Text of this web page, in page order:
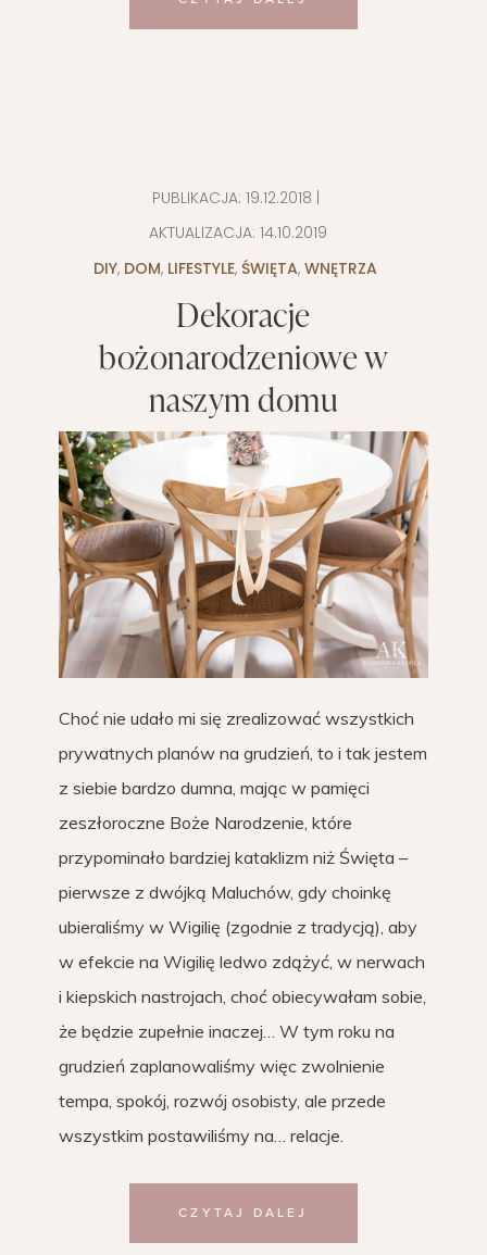
PUBLIKACJA: 19.12.2018
AKTUALIZACJA: 14.10.2019
DIY, DOM, LIFESTYLE, ŚWIĘTA, WNĘTRZA
Dekoracje
bożonarodzeniowe w
naszym domu
Choć nie udało mi się zrealizować wszystkich
prywatnych planów na grudzień, to i tak jestem
z siebie bardzo dumna, mając w pamięci
zeszłoroczne Boże Narodzenie, które
przypominało bardziej kataklizm niż Święta –
pierwsze z dwójką Maluchów, gdy choinkę
ubieraliśmy w Wigilię (zgodnie z tradycją), aby
w efekcie na Wigilię ledwo zdążyć, w nerwach
i kiepskich nastrojach, choć obiecywałam sobie,
że będzie zupełnie inaczej… W tym roku na
grudzień zaplanowaliśmy więc zwolnienie
tempa, spokój, rozwój osobisty, ale przede
wszystkim postawiliśmy na… relacje.
CZYTAJ DALEJ